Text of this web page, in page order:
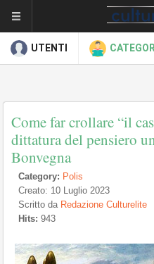
UTENTI
Come far crollare “il
dittatura del pensiero
Bonvegna
Category: Polis
Creato: 10 Luglio 2023
Scritto da Redazione Culturelite
Hits: 943